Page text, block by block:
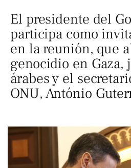
El presidente del
participa como
en la reunión, que
genocidio en Gaza,
árabes y el
ONU, António